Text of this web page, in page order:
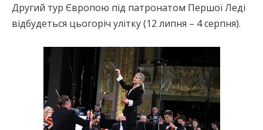
Другий тур Європою під патронатом Першої Леді
відбудеться цьогоріч улітку (12 липня – 4 серпня).